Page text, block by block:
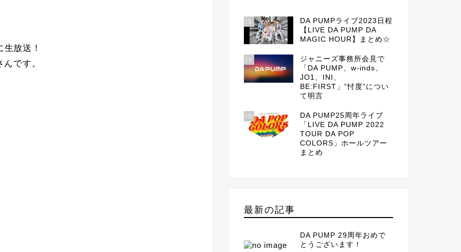
放送！
です。
13
DA PUMPライブ2023日程
【LIVE DA PUMP DA
MAGIC HOUR】まとめ☆
14
ジャニーズ事務所会見で
「DA PUMP、w-inds、
JO1、INI、
BE:FIRST」”忖度”につい
て明言
15
DA PUMP25周年ライブ
「LIVE DA PUMP 2022
TOUR DA POP
COLORS」ホールツアー
まとめ
最新の記事
DA PUMP 29周年おめで
とうございます！